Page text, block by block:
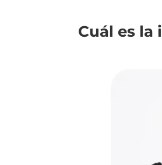
Cuál es la